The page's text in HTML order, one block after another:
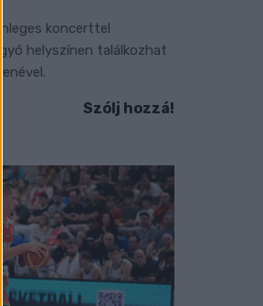
koncerttel
helyszínen találkozhat
Szólj hozzá!